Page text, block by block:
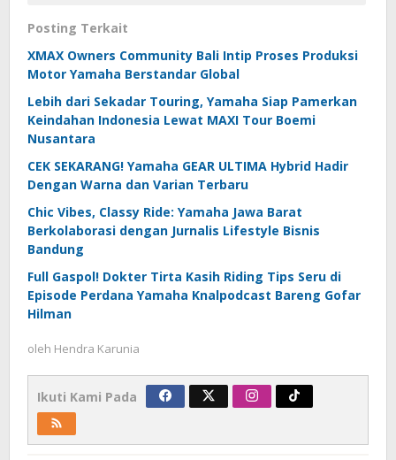
Posting Terkait
XMAX Owners Community Bali Intip Proses Produksi
Motor Yamaha Berstandar Global
Lebih dari Sekadar Touring, Yamaha Siap Pamerkan
Keindahan Indonesia Lewat MAXI Tour Boemi
Nusantara
CEK SEKARANG! Yamaha GEAR ULTIMA Hybrid Hadir
Dengan Warna dan Varian Terbaru
Chic Vibes, Classy Ride: Yamaha Jawa Barat
Berkolaborasi dengan Jurnalis Lifestyle Bisnis
Bandung
Full Gaspol! Dokter Tirta Kasih Riding Tips Seru di
Episode Perdana Yamaha Knalpodcast Bareng Gofar
Hilman
oleh Hendra Karunia
Ikuti Kami Pada